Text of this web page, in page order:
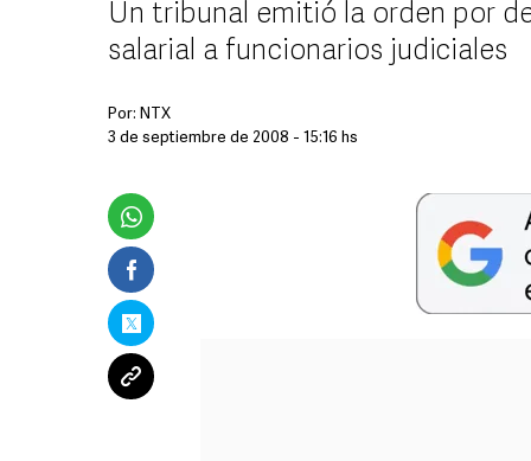
Un tribunal emitió la orden por
salarial a funcionarios judiciales
Por: NTX
3 de septiembre de 2008 - 15:16 hs